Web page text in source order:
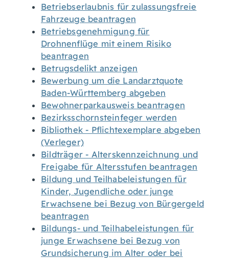
Betriebserlaubnis für zulassungsfreie
Fahrzeuge beantragen
Betriebsgenehmigung für
Drohnenflüge mit einem Risiko
beantragen
Betrugsdelikt anzeigen
Bewerbung um die Landarztquote
Baden-Württemberg abgeben
Bewohnerparkausweis beantragen
Bezirksschornsteinfeger werden
Bibliothek - Pflichtexemplare abgeben
(Verleger)
Bildträger - Alterskennzeichnung und
Freigabe für Altersstufen beantragen
Bildung und Teilhabeleistungen für
Kinder, Jugendliche oder junge
Erwachsene bei Bezug von Bürgergeld
beantragen
Bildungs- und Teilhabeleistungen für
junge Erwachsene bei Bezug von
Grundsicherung im Alter oder bei